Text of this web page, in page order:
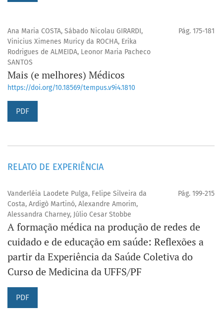
Ana Maria COSTA, Sábado Nicolau GIRARDI,
Vinicius Ximenes Muricy da ROCHA, Erika
Rodrigues de ALMEIDA, Leonor Maria Pacheco
SANTOS
Pág. 175-181
Mais (e melhores) Médicos
https://doi.org/10.18569/tempus.v9i4.1810
PDF
RELATO DE EXPERIÊNCIA
Vanderléia Laodete Pulga, Felipe Silveira da
Costa, Ardigò Martinó, Alexandre Amorim,
Alessandra Charney, Júlio Cesar Stobbe
Pág. 199-215
A formação médica na produção de redes de
cuidado e de educação em saúde: Reflexões a
partir da Experiência da Saúde Coletiva do
Curso de Medicina da UFFS/PF
PDF